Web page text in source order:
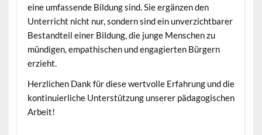
eine umfassende Bildung sind. Sie ergänzen den
Unterricht nicht nur, sondern sind ein unverzichtbarer
Bestandteil einer Bildung, die junge Menschen zu
mündigen, empathischen und engagierten Bürgern
erzieht.
Herzlichen Dank für diese wertvolle Erfahrung und die
kontinuierliche Unterstützung unserer pädagogischen
Arbeit!